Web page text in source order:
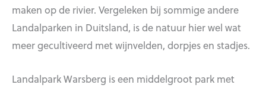
maken op de rivier. Vergeleken bij sommige andere
Landalparken in Duitsland, is de natuur hier wel wat
meer gecultiveerd met wijnvelden, dorpjes en stadjes.
Landalpark Warsberg is een middelgroot park met